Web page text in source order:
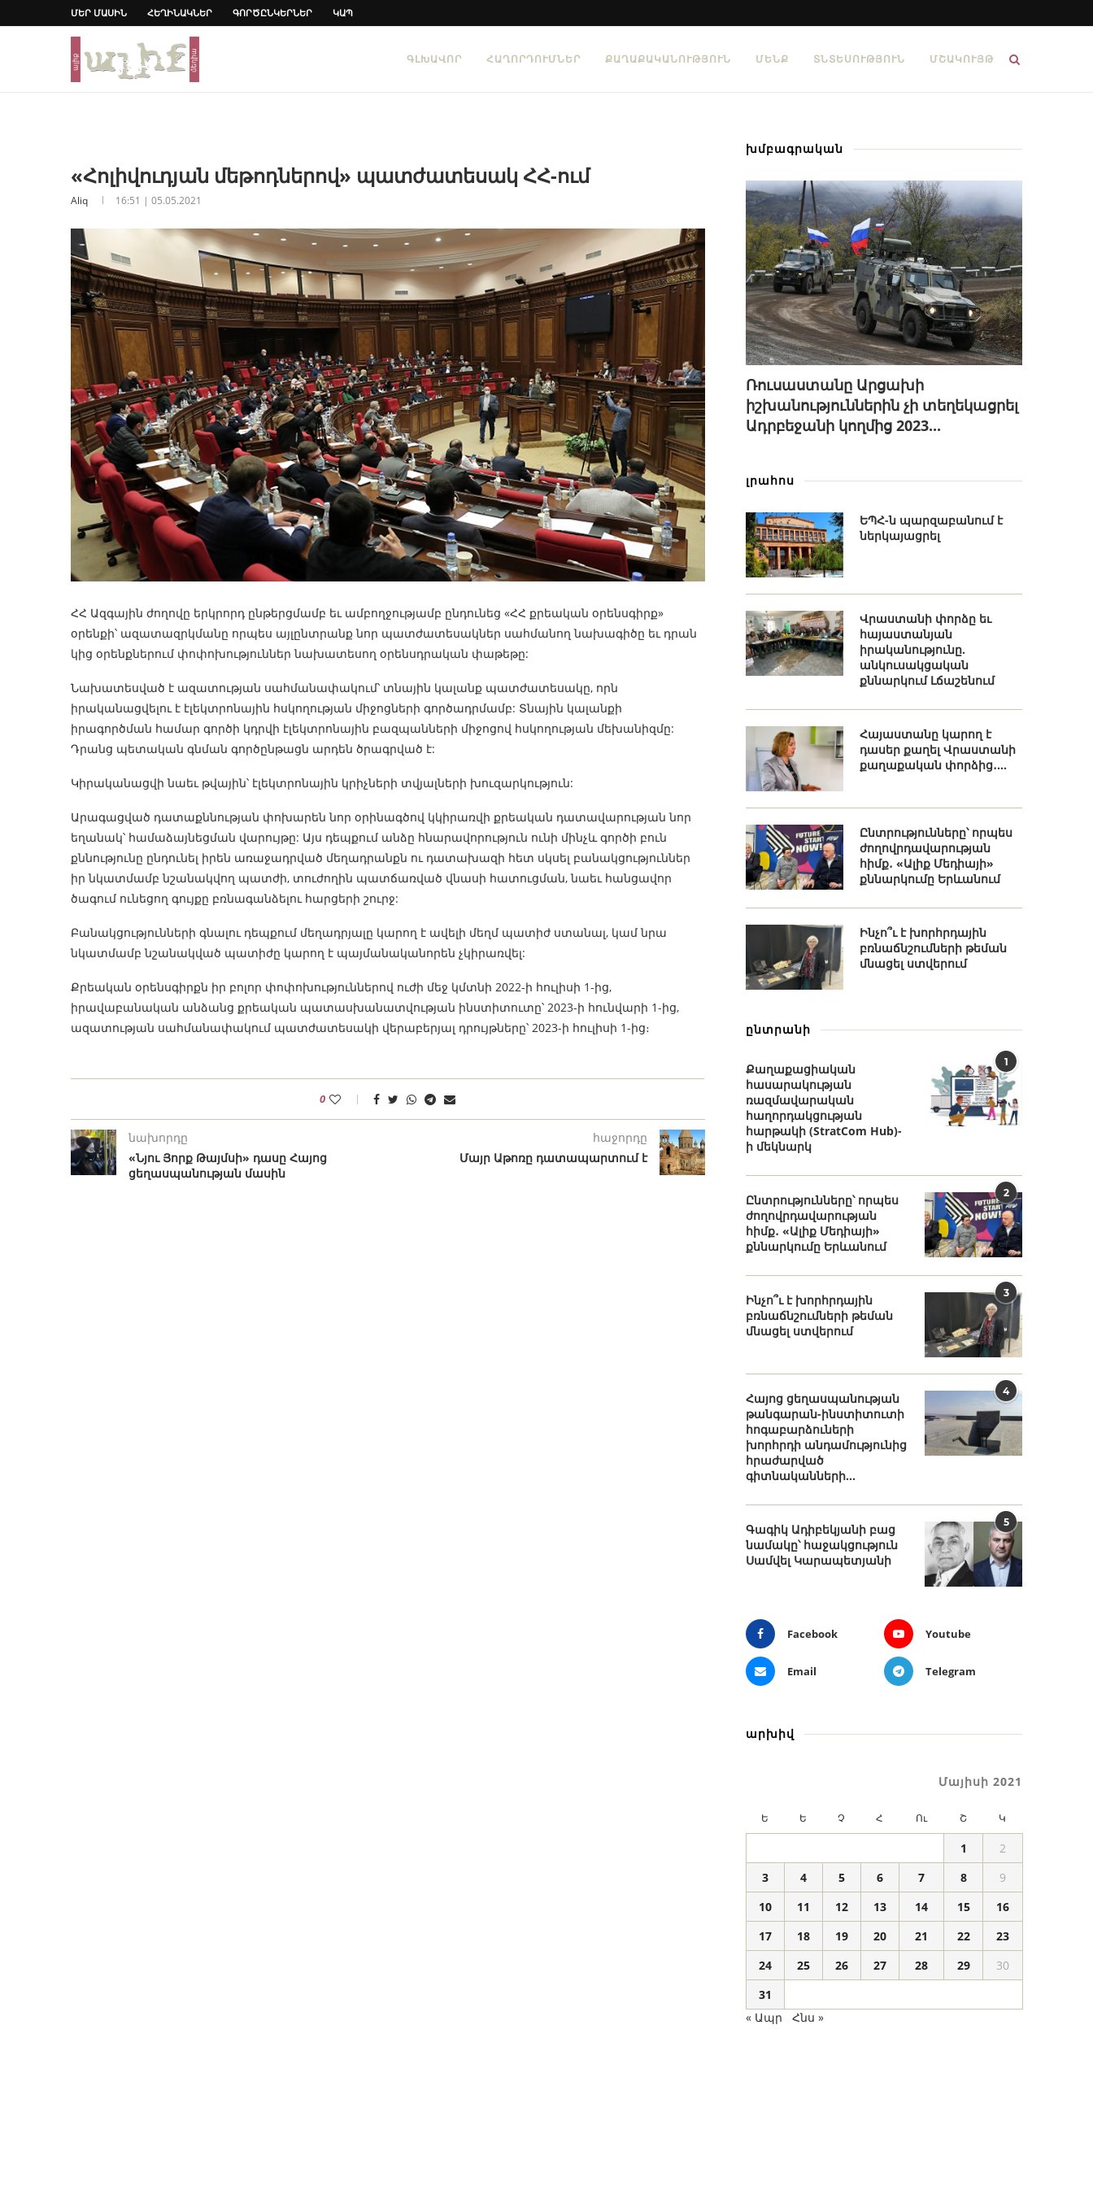
ՄԵՐ ՄԱՍԻՆ ՀԵՂԻՆԱԿՆԵՐ ԳՈՐԾԸՆԿԵՐՆԵՐ ԿԱՊ
ԳԼԽԱՎՈՐ ՀԱՂՈՐԴՈՒՄՆԵՐ ՔԱՂԱՔԱԿԱՆՈՒԹՅՈՒՆ ՄԵՆՔ ՏՆՏԵՍՈՒԹՅՈՒՆ ՄՇԱԿՈՒՅԹ
«Հոլիվուդյան մեթոդներով» պատժատեսակ ՀՀ-ում
Aliq 16:51 | 05.05.2021
ՀՀ Ազգային ժողովը երկրորդ ընթերցմամբ եւ ամբողջությամբ ընդունեց «ՀՀ քրեական օրենսգիրք»
օրենքի՝ ազատազրկմանը որպես այլընտրանք նոր պատժատեսակներ սահմանող նախագիծը եւ դրան
կից օրենքներում փոփոխություններ նախատեսող օրենսդրական փաթեթը:
Նախատեսված է ազատության սահմանափակում՝ տնային կալանք պատժատեսակը, որն
իրականացվելու է էլեկտրոնային հսկողության միջոցների գործադրմամբ: Տնային կալանքի
իրագործման համար գործի կդրվի էլեկտրոնային բազպանների միջոցով հսկողության մեխանիզմը:
Դրանց պետական գնման գործընթացն արդեն ծրագրված է:
Կիրականացվի նաեւ թվային՝ էլեկտրոնային կրիչների տվյալների խուզարկություն:
Արագացված դատաքննության փոխարեն նոր օրինագծով կկիրառվի քրեական դատավարության նոր
եղանակ՝ համաձայնեցման վարույթը: Այս դեպքում անձը հնարավորություն ունի մինչև գործի բուն
քննությունը ընդունել իրեն առաջադրված մեղադրանքն ու դատախազի հետ սկսել բանակցություններ
իր նկատմամբ նշանակվող պատժի, տուժողին պատճառված վնասի հատուցման, նաեւ հանցավոր
ծագում ունեցող գույքը բռնագանձելու հարցերի շուրջ:
Բանակցությունների գնալու դեպքում մեղադրյալը կարող է ավելի մեղմ պատիժ ստանալ, կամ նրա
նկատմամբ նշանակված պատիժը կարող է պայմանականորեն չկիրառվել:
Քրեական օրենսգիրքն իր բոլոր փոփոխություններով ուժի մեջ կմտնի 2022-ի հուլիսի 1-ից,
իրավաբանական անձանց քրեական պատասխանատվության ինստիտուտը՝ 2023-ի հունվարի 1-ից,
ազատության սահմանափակում պատժատեսակի վերաբերյալ դրույթները՝ 2023-ի հուլիսի 1-ից։
0
նախորդը
«Նյու Յորք Թայմսի» դասը Հայոց
ցեղասպանության մասին
հաջորդը
Մայր Աթոռը դատապարտում է
խմբագրական
Ռուսաստանը Արցախի
իշխանություններին չի տեղեկացրել
Ադրբեջանի կողմից 2023...
լրահոս
ԵՊՀ-ն պարզաբանում է
ներկայացրել
Վրաստանի փորձը եւ
հայաստանյան
իրականությունը.
անկուսակցական
քննարկում Լճաշենում
Հայաստանը կարող է
դասեր քաղել Վրաստանի
քաղաքական փորձից․...
Ընտրությունները՝ որպես
ժողովրդավարության
հիմք․ «Ալիք Մեդիայի»
քննարկումը Երևանում
Ինչո՞ւ է խորհրդային
բռնաճնշումների թեման
մնացել ստվերում
ընտրանի
1
Քաղաքացիական
հասարակության
ռազմավարական
հաղորդակցության
հարթակի (StratCom Hub)-
ի մեկնարկ
2
Ընտրությունները՝ որպես
ժողովրդավարության
հիմք․ «Ալիք Մեդիայի»
քննարկումը Երևանում
3
Ինչո՞ւ է խորհրդային
բռնաճնշումների թեման
մնացել ստվերում
4
Հայոց ցեղասպանության
թանգարան-ինստիտուտի
հոգաբարձուների
խորհրդի անդամությունից
հրաժարված
գիտնականների...
5
Գագիկ Ադիբեկյանի բաց
նամակը՝ հաջակցություն
Սամվել Կարապետյանի
Facebook Youtube
Email Telegram
արխիվ
Մայիսի 2021
Ե Ե Չ Հ Ու Շ Կ
1
2
3
4 5 6 7 8
9
10
11 12 13 14 15
16
17
18 19 20 21 22
23
24
25 26 27 28 29
30
31
« Ապր
Հնս »